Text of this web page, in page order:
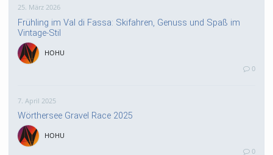
25. März 2026
Frühling im Val di Fassa: Skifahren, Genuss und Spaß im
Vintage-Stil
HOHU
0
7. April 2025
Wörthersee Gravel Race 2025
HOHU
0